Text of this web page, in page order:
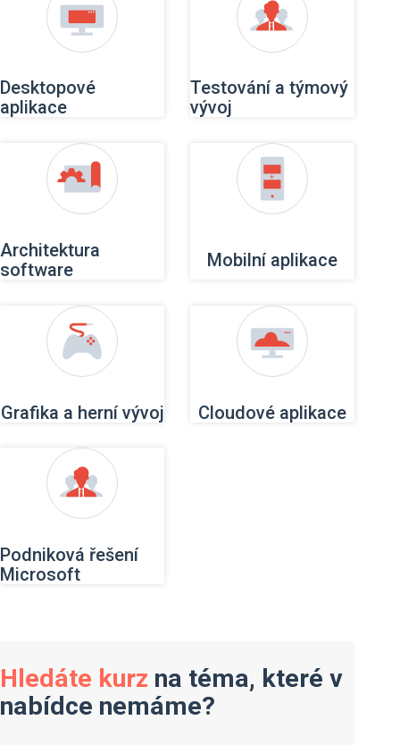
Desktopové
aplikace
Testování a týmový
vývoj
Architektura
software
Mobilní aplikace
Grafika a herní vývoj Cloudové aplikace
Podniková řešení
Microsoft
Hledáte kurz na téma, které v
nabídce nemáme?